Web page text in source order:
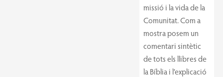
missió i la vida de la
Comunitat. Com a
mostra posem un
comentari sintètic
de tots els llibres de
la Bíblia i l’explicació